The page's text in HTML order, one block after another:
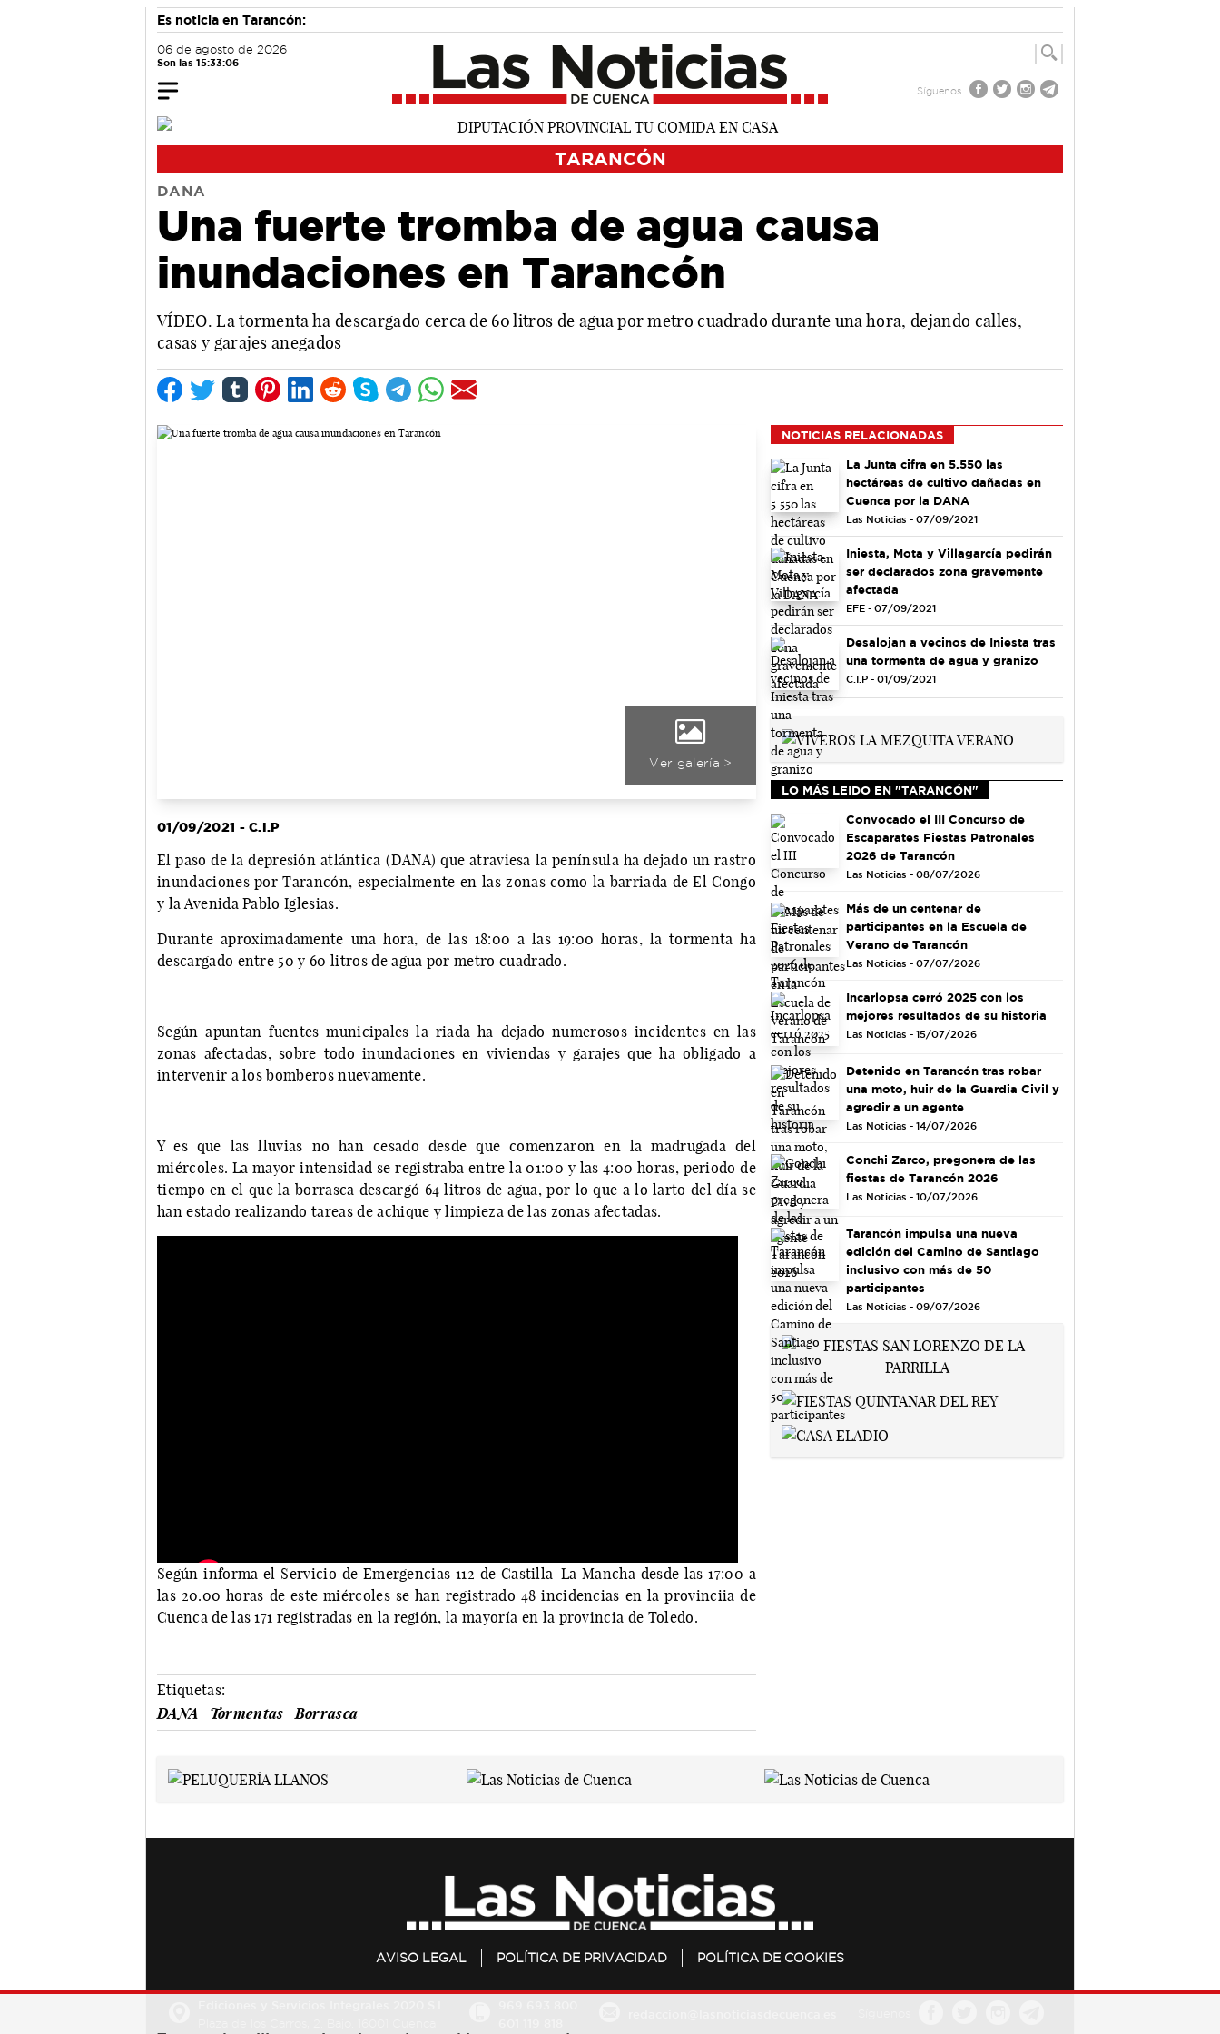
Es noticia en Tarancón:
06 de agosto de 2026
Son las 15:33:07
Síguenos
TARANCÓN
DANA
Una fuerte tromba de agua causa
inundaciones en Tarancón
VÍDEO. La tormenta ha descargado cerca de 60 litros de agua por metro cuadrado durante una hora, dejando calles,
casas y garajes anegados
Ver galería >
01/09/2021 - C.I.P
El paso de la depresión atlántica (DANA) que atraviesa la península ha dejado un rastro
inundaciones por Tarancón, especialmente en las zonas como la barriada de El Congo
y la Avenida Pablo Iglesias.
Durante aproximadamente una hora, de las 18:00 a las 19:00 horas, la tormenta ha
descargado entre 50 y 60 litros de agua por metro cuadrado.
Según apuntan fuentes municipales la riada ha dejado numerosos incidentes en las
zonas afectadas, sobre todo inundaciones en viviendas y garajes que ha obligado a
intervenir a los bomberos nuevamente.
Y es que las lluvias no han cesado desde que comenzaron en la madrugada del
miércoles. La mayor intensidad se registraba entre la 01:00 y las 4:00 horas, periodo de
tiempo en el que la borrasca descargó 64 litros de agua, por lo que a lo larto del día se
han estado realizando tareas de achique y limpieza de las zonas afectadas.
Según informa el Servicio de Emergencias 112 de Castilla-La Mancha desde las 17:00 a
las 20.00 horas de este miércoles se han registrado 48 incidencias en la provinciia de
Cuenca de las 171 registradas en la región, la mayoría en la provincia de Toledo.
Etiquetas:
DANA
Tormentas Borrasca
NOTICIAS RELACIONADAS
La Junta cifra en 5.550 las
hectáreas de cultivo dañadas en
Cuenca por la DANA
Las Noticias - 07/09/2021
Iniesta, Mota y Villagarcía pedirán
ser declarados zona gravemente
afectada
EFE - 07/09/2021
Desalojan a vecinos de Iniesta tras
una tormenta de agua y granizo
C.I.P - 01/09/2021
LO MÁS LEIDO EN "TARANCÓN"
Convocado el III Concurso de
Escaparates Fiestas Patronales
2026 de Tarancón
Las Noticias - 08/07/2026
Más de un centenar de
participantes en la Escuela de
Verano de Tarancón
Las Noticias - 07/07/2026
Incarlopsa cerró 2025 con los
mejores resultados de su historia
Las Noticias - 15/07/2026
Detenido en Tarancón tras robar
una moto, huir de la Guardia Civil y
agredir a un agente
Las Noticias - 14/07/2026
Conchi Zarco, pregonera de las
fiestas de Tarancón 2026
Las Noticias - 10/07/2026
Tarancón impulsa una nueva
edición del Camino de Santiago
inclusivo con más de 50
participantes
Las Noticias - 09/07/2026
AVISO LEGAL POLÍTICA DE PRIVACIDAD POLÍTICA DE COOKIES